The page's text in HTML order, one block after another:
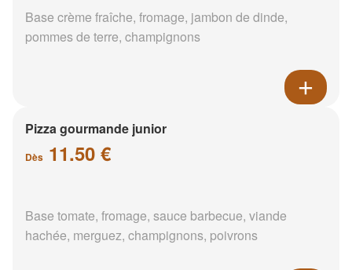
Base crème fraîche, fromage, jambon de dinde,
pommes de terre, champignons
Pizza gourmande junior
Dès 11.50 €
Base tomate, fromage, sauce barbecue, viande
hachée, merguez, champignons, poivrons